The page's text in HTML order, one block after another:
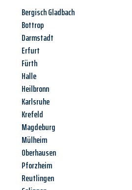
Bergisch Gladbach
Bottrop
Darmstadt
Erfurt
Fürth
Halle
Heilbronn
Karlsruhe
Krefeld
Magdeburg
Mülheim
Oberhausen
Pforzheim
Reutlingen